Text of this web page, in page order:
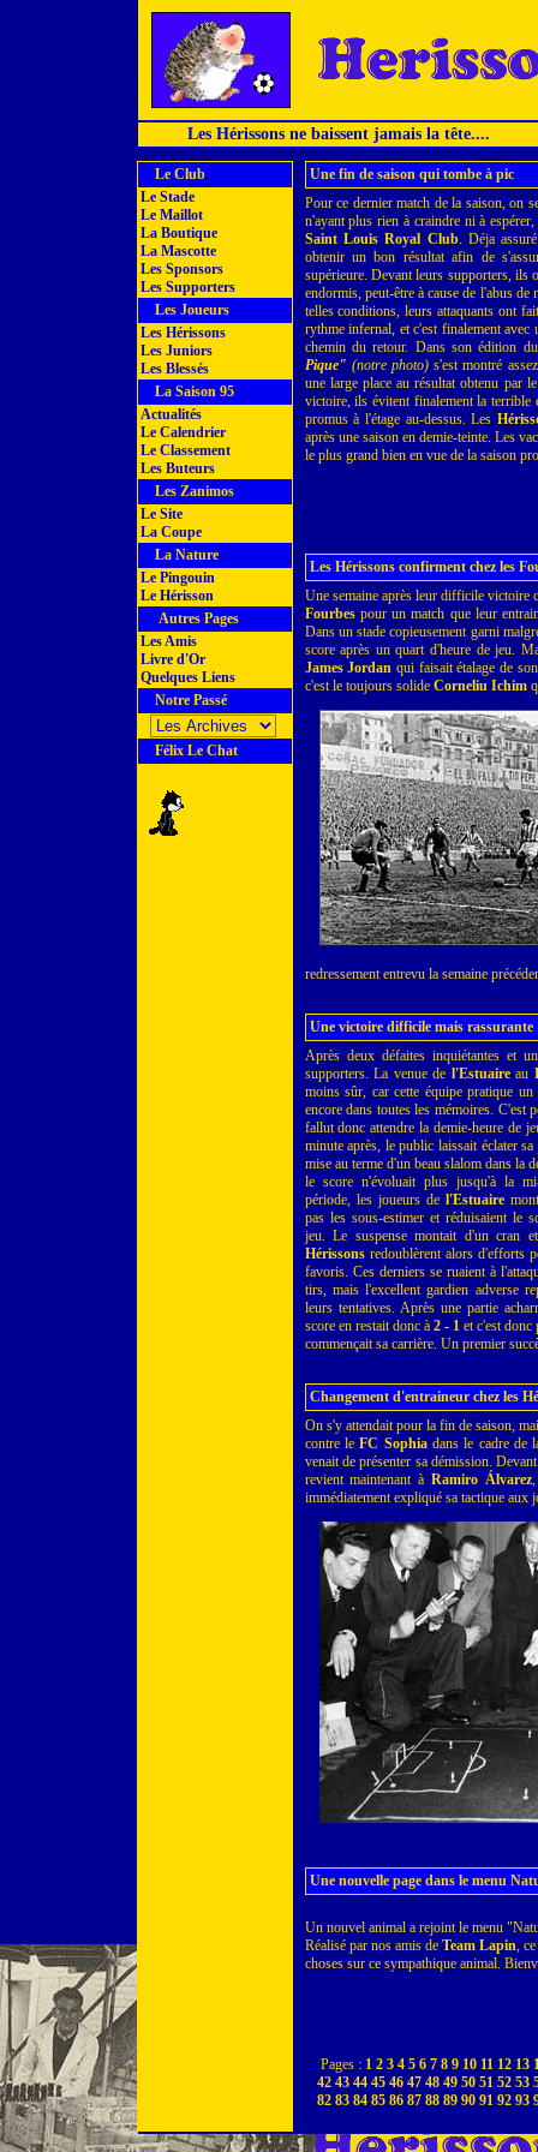
Les Hérissons ne baissent jamais la tête....
Le Club
Le Stade
Le Maillot
La Boutique
La Mascotte
Les Sponsors
Les Supporters
Les Joueurs
Les Hérissons
Les Juniors
Les Blessés
La Saison 95
Actualités
Le Calendrier
Le Classement
Les Buteurs
Les Zanimos
Le Site
La Coupe
La Nature
Le Pingouin
Le Hérisson
Autres Pages
Les Amis
Livre d'Or
Quelques Liens
Notre Passé
Félix Le Chat
Une fin de saison qui tombe à pic
Pour ce dernier match de la saison, on
n'ayant plus rien à craindre ni à
Saint Louis Royal Club. Déja
obtenir un bon résultat afin de
supérieure. Devant leurs supporters, ils
endormis, peut-être à cause de l'abus
telles conditions, leurs attaquants ont
rythme infernal, et c'est finalement avec
chemin du retour. Dans son édition
Pique" (notre photo)s'est montré
une large place au résultat obtenu par
victoire, ils évitent finalement la terrible
promus à l'étage au-dessus. Les
après une saison en demie-teinte. Les
le plus grand bien en vue de la saison
Les Hérissons confirment chez les
Une semaine après leur difficile victoire
Fourbespour un match que leur
Dans un stade copieusement garni
score après un quart d'heure de jeu.
James Jordan qui faisait étalage de
c'est le toujours solide Corneliu Ichim
redressement entrevu la semaine
Une victoire difficile mais rassurante
Après deux défaites inquiétantes et
supporters. La venue de l'Estuaireau
moins sûr, car cette équipe pratique
encore dans toutes les mémoires. C'est
fallut donc attendre la demie-heure de
minute après, le public laissait éclater
mise au terme d'un beau slalom dans la
le score n'évoluait plus jusqu'à la
période, les joueurs de l'Estuaire
pas les sous-estimer et réduisaient le
jeu. Le suspense montait d'un cran
Hérissonsredoublèrent alors d'efforts
favoris. Ces derniers se ruaient à
tirs, mais l'excellent gardien adverse
leurs tentatives. Après une partie
score en restait donc à 2 - 1et c'est donc
commençait sa carrière. Un premier
Changement d'entraineur chez les
On s'y attendait pour la fin de saison,
contre leFC Sophiadans le cadre de
venait de présenter sa démission.
revient maintenant àRamiro Álvarez
immédiatement expliqué sa tactique
Une nouvelle page dans le menu
Un nouvel animal a rejoint le menu
Réalisé par nos amis de Team Lapin,
choses sur ce sympathique animal.
Pages : 1 2 3 4 5 6 7 8 9 10 11 12 13
42 43 44 45 46 47 48 49 50 51 52 53
82 83 84 85 86 87 88 89 90 91 92 93